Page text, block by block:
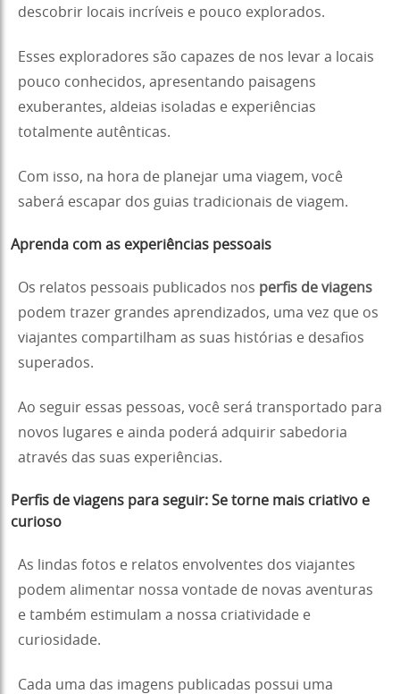
descobrir locais incríveis e pouco explorados.
Esses exploradores são capazes de nos levar a locais
pouco conhecidos, apresentando paisagens
exuberantes, aldeias isoladas e experiências
totalmente autênticas.
Com isso, na hora de planejar uma viagem, você
saberá escapar dos guias tradicionais de viagem.
Aprenda com as experiências pessoais
Os relatos pessoais publicados nos perfis de viagens
podem trazer grandes aprendizados, uma vez que os
viajantes compartilham as suas histórias e desafios
superados.
Ao seguir essas pessoas, você será transportado para
novos lugares e ainda poderá adquirir sabedoria
através das suas experiências.
Perfis de viagens para seguir: Se torne mais criativo e
curioso
As lindas fotos e relatos envolventes dos viajantes
podem alimentar nossa vontade de novas aventuras
e também estimulam a nossa criatividade e
curiosidade.
Cada uma das imagens publicadas possui uma